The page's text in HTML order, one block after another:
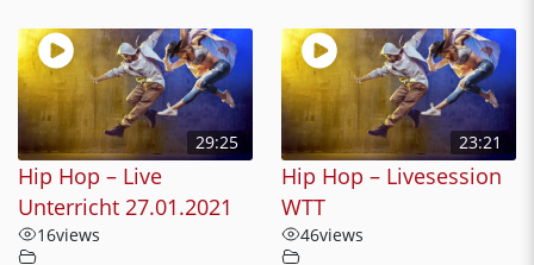
29:25
Hip Hop – Live
Unterricht 27.01.2021
16views
23:21
Hip Hop – Livesession
WTT
46views